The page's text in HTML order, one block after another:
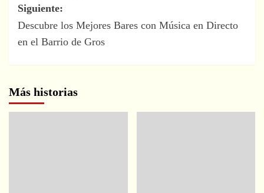
Siguiente:
Descubre los Mejores Bares con Música en Directo
en el Barrio de Gros
Más historias